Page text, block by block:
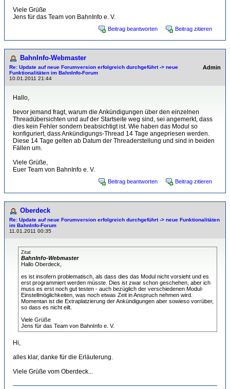
Viele Grüße
Jens für das Team von BahnInfo e. V.
Beitrag beantworten Beitrag zitieren
BahnInfo-Webmaster
Re: Update auf neue Forumversion erfolgreich durchgeführt -> neue
Funktionalitäten im BahnInfo-Forum
10.01.2011 21:44
Admin
Hallo,
bevor jemand fragt, warum die Ankündigungen über den einzelnen
Threadübersichten und auf der Startseite weg sind, sei angemerkt, dass
dies kein Fehler sondern beabsichtigt ist. Wie haben das Modul so
konfiguriert, dass Ankündigungs-Thread 14 Tage angepriesen werden.
Diese 14 Tage gelten ab Datum der Threaderstellung und sind in beiden
Fällen um.
Viele Grüße,
Euer Team von BahnInfo e. V.
Beitrag beantworten Beitrag zitieren
Oberdeck
Re: Update auf neue Forumversion erfolgreich durchgeführt -> neue Funktionalitäten
im BahnInfo-Forum
11.01.2011 00:35
Zitat
BahnInfo-Webmaster
Hallo Oberdeck,
es ist insofern problematisch, als dass dies das Modul nicht vorsieht und es
erst programmiert werden müsste. Dies ist zwar schon geschehen, aber ich
muss es erst noch gut testen - auch bezüglich der verschiedenen Modul-
Einstellmöglichkeiten, was noch etwas Zeit in Anspruch nehmen wird.
Momentan ist die Extraplatzierung der Ankündigungen aber sowieso vorrüber,
so dass es nicht eilt.
Viele Grüße
Jens für das Team von BahnInfo e. V.
Hi,
alles klar, danke für die Erläuterung.
Viele Grüße vom Oberdeck...